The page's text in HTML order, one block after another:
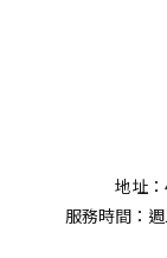
地址
服務時間：